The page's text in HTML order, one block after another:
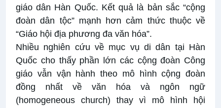
giáo dân Hàn Quốc. Kết quả là bản sắc “cộng
đoàn dân tộc” mạnh hơn cảm thức thuộc về
“Giáo hội địa phương đa văn hóa”.
Nhiều nghiên cứu về mục vụ di dân tại Hàn
Quốc cho thấy phần lớn các cộng đoàn Công
giáo vẫn vận hành theo mô hình cộng đoàn
đồng nhất về văn hóa và ngôn ngữ
(homogeneous church) thay vì mô hình hội